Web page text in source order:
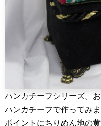
ハンカチーフシリーズ。
ハンカチーフで作ってみま
ポイントにちりめん地の